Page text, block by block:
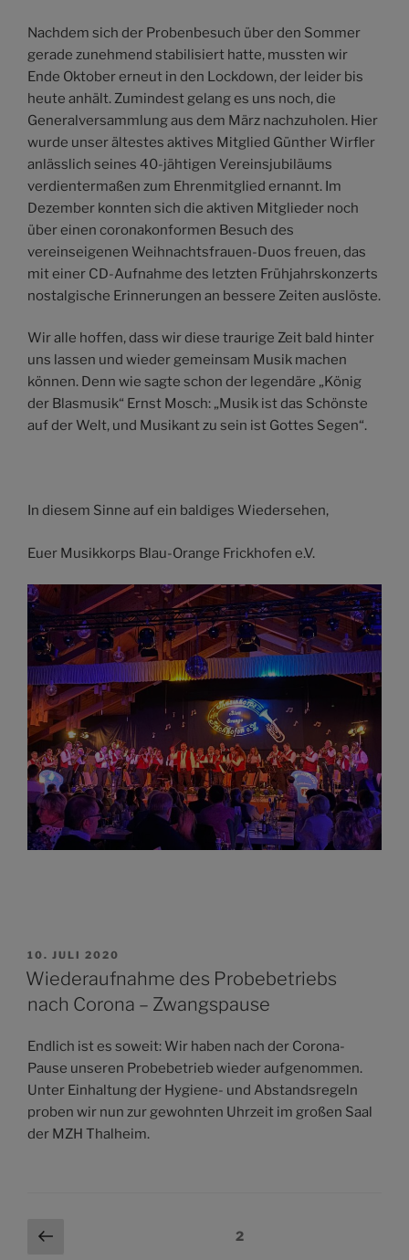
Nachdem sich der Probenbesuch über den Sommer
gerade zunehmend stabilisiert hatte, mussten wir
Ende Oktober erneut in den Lockdown, der leider bis
heute anhält. Zumindest gelang es uns noch, die
Generalversammlung aus dem März nachzuholen. Hier
wurde unser ältestes aktives Mitglied Günther Wirfler
anlässlich seines 40-jähtigen Vereinsjubiläums
verdientermaßen zum Ehrenmitglied ernannt. Im
Dezember konnten sich die aktiven Mitglieder noch
über einen coronakonformen Besuch des
vereinseigenen Weihnachtsfrauen-Duos freuen, das
mit einer CD-Aufnahme des letzten Frühjahrskonzerts
nostalgische Erinnerungen an bessere Zeiten auslöste.
Wir alle hoffen, dass wir diese traurige Zeit bald hinter
uns lassen und wieder gemeinsam Musik machen
können. Denn wie sagte schon der legendäre „König
der Blasmusik“ Ernst Mosch: „Musik ist das Schönste
auf der Welt, und Musikant zu sein ist Gottes Segen“.
In diesem Sinne auf ein baldiges Wiedersehen,
Euer Musikkorps Blau-Orange Frickhofen e.V.
VERÖFFENTLICHT
AM
10. JULI 2020
Wiederaufnahme des Probebetriebs
nach Corona – Zwangspause
Endlich ist es soweit: Wir haben nach der Corona-
Pause unseren Probebetrieb wieder aufgenommen.
Unter Einhaltung der Hygiene- und Abstandsregeln
proben wir nun zur gewohnten Uhrzeit im großen Saal
der MZH Thalheim.
Beitragsnavigation
Vorherige
Seite2